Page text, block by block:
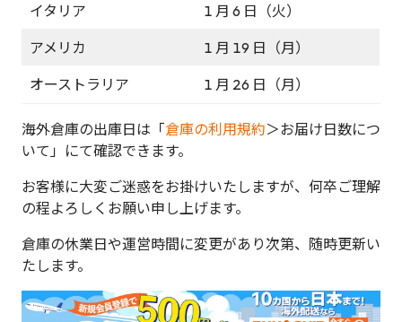
イタリア 1 月 6 日（火）
アメリカ 1 月 19 日（月）
オーストラリア 1 月 26 日（月）
海外倉庫の出庫日は「倉庫の利用規約＞お届け日数につ
いて」にて確認できます。
お客様に大変ご迷惑をお掛けいたしますが、何卒ご理解
の程よろしくお願い申し上げます。
倉庫の休業日や運営時間に変更があり次第、随時更新い
たします。